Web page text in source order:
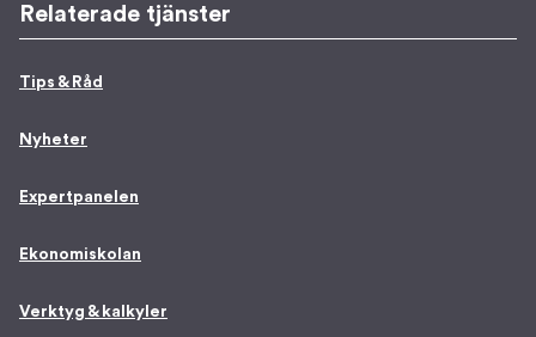
Relaterade tjänster
Tips & Råd
Nyheter
Expertpanelen
Ekonomiskolan
Verktyg & kalkyler